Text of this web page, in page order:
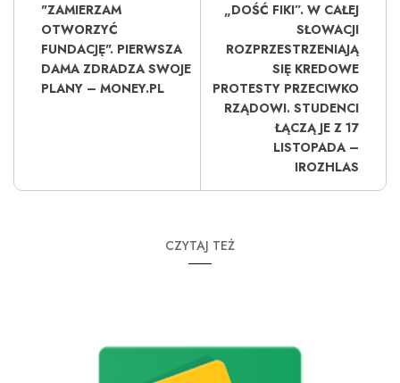
"ZAMIERZAM
OTWORZYĆ
FUNDACJĘ". PIERWSZA
DAMA ZDRADZA SWOJE
PLANY – MONEY.PL
„DOŚĆ FIKI”. W CAŁEJ
SŁOWACJI
ROZPRZESTRZENIAJĄ
SIĘ KREDOWE
PROTESTY PRZECIWKO
RZĄDOWI. STUDENCI
ŁĄCZĄ JE Z 17
LISTOPADA –
IROZHLAS
CZYTAJ TEŻ